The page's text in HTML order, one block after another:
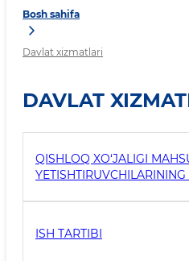
Bosh sahifa
Davlat xizmatlari
DAVLAT
QISHLOQ XO‘JALIGI
BILAN TANISHISH
ISH TARTIBI